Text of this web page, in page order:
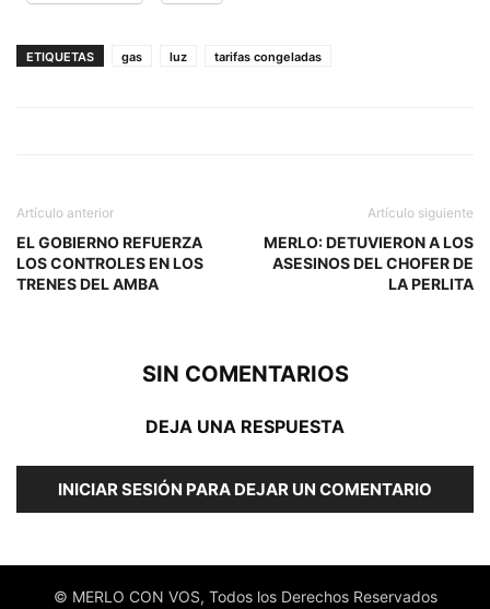
ETIQUETAS gas luz tarifas congeladas
Artículo anterior
EL GOBIERNO REFUERZA
LOS CONTROLES EN LOS
TRENES DEL AMBA
Artículo siguiente
MERLO: DETUVIERON A LOS
ASESINOS DEL CHOFER DE
LA PERLITA
SIN COMENTARIOS
DEJA UNA RESPUESTA
INICIAR SESIÓN PARA DEJAR UN COMENTARIO
© MERLO CON VOS, Todos los Derechos Reservados